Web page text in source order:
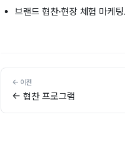
브랜드 협찬·현장 체험 마케
← 협찬 프로그램